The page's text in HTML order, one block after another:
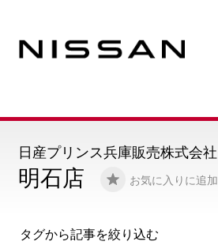
明石店 お気に入りに追加
日産プリンス兵庫販売株式会社
タグから記事を絞り込む